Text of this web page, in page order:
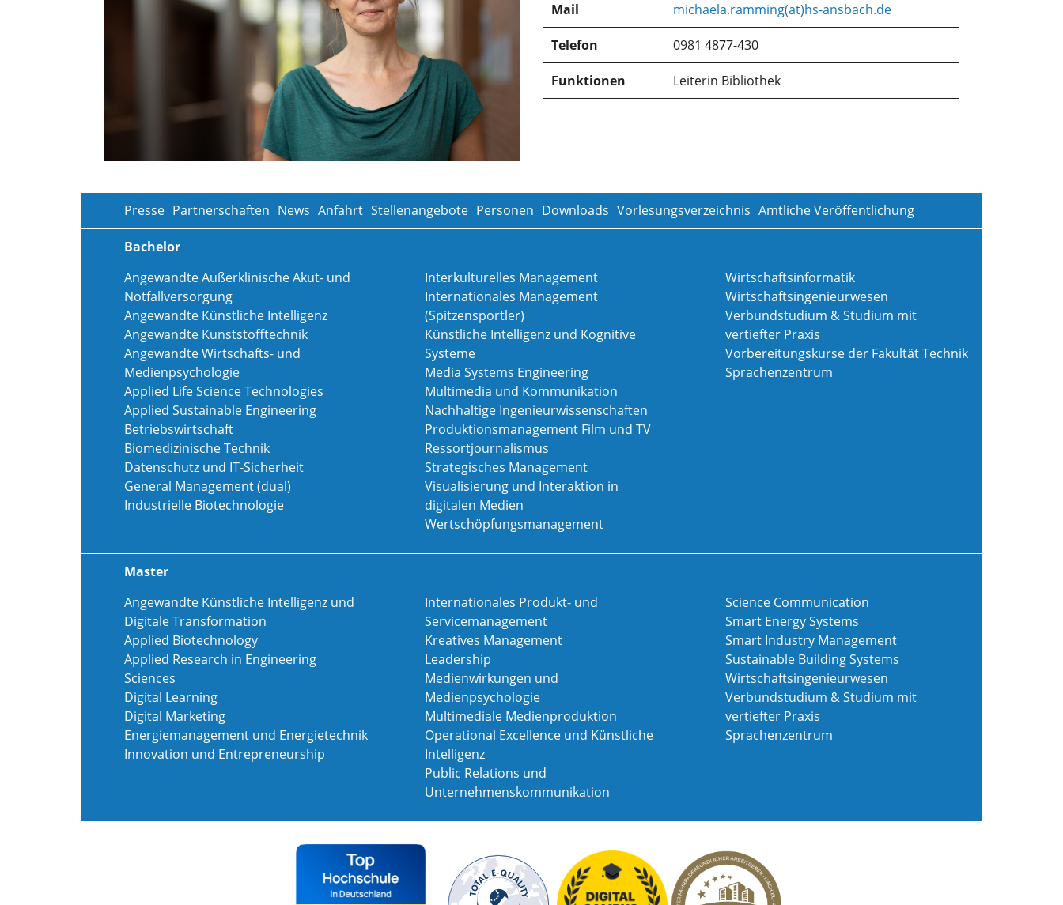
Mail michaela.ramming(at)hs-ansbach.de
Telefon 0981 4877-430
Funktionen Leiterin Bibliothek
Presse Partnerschaften News Anfahrt Stellenangebote Personen Downloads Vorlesungsverzeichnis Amtliche Veröffentlichung
Bachelor
Angewandte Außerklinische Akut- und
Notfallversorgung
Angewandte Künstliche Intelligenz
Angewandte Kunststofftechnik
Angewandte Wirtschafts- und
Medienpsychologie
Applied Life Science Technologies
Applied Sustainable Engineering
Betriebswirtschaft
Biomedizinische Technik
Datenschutz und IT-Sicherheit
General Management (dual)
Industrielle Biotechnologie
Interkulturelles Management
Internationales Management
(Spitzensportler)
Künstliche Intelligenz und Kognitive
Systeme
Media Systems Engineering
Multimedia und Kommunikation
Nachhaltige Ingenieurwissenschaften
Produktionsmanagement Film und TV
Ressortjournalismus
Strategisches Management
Visualisierung und Interaktion in
digitalen Medien
Wertschöpfungsmanagement
Wirtschaftsinformatik
Wirtschaftsingenieurwesen
Verbundstudium & Studium mit
vertiefter Praxis
Vorbereitungskurse der Fakultät Technik
Sprachenzentrum
Master
Angewandte Künstliche Intelligenz und
Digitale Transformation
Applied Biotechnology
Applied Research in Engineering
Sciences
Digital Learning
Digital Marketing
Energiemanagement und Energietechnik
Innovation und Entrepreneurship
Internationales Produkt- und
Servicemanagement
Kreatives Management
Leadership
Medienwirkungen und
Medienpsychologie
Multimediale Medienproduktion
Operational Excellence und Künstliche
Intelligenz
Public Relations und
Unternehmenskommunikation
Science Communication
Smart Energy Systems
Smart Industry Management
Sustainable Building Systems
Wirtschaftsingenieurwesen
Verbundstudium & Studium mit
vertiefter Praxis
Sprachenzentrum